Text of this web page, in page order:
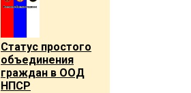
Статус простого
объединения
граждан в ООД
НПСР